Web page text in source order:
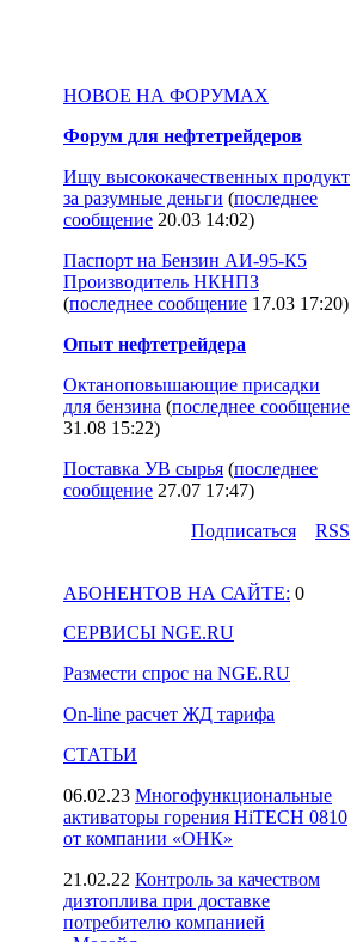
НОВОЕ НА ФОРУМАХ
Форум для нефтетрейдеров
Ищу высококачественных продукт
за разумные деньги (последнее
сообщение 20.03 14:02)
Паспорт на Бензин АИ-95-К5
Производитель НКНПЗ
(последнее сообщение 17.03 17:20)
Опыт нефтетрейдера
Октаноповышающие присадки
для бензина (последнее сообщение
31.08 15:22)
Поставка УВ сырья (последнее
сообщение 27.07 17:47)
Подпиcаться
RSS
АБОНЕНТОВ НА САЙТЕ: 0
СЕРВИСЫ NGE.RU
Размести спрос на NGE.RU
On-line расчет ЖД тарифа
СТАТЬИ
06.02.23 Многофункциональные
активаторы горения HiTECH 0810
от компании «ОНК»
21.02.22 Контроль за качеством
дизтоплива при доставке
потребителю компанией